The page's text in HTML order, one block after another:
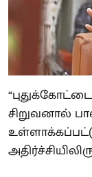
சிறுவனால்